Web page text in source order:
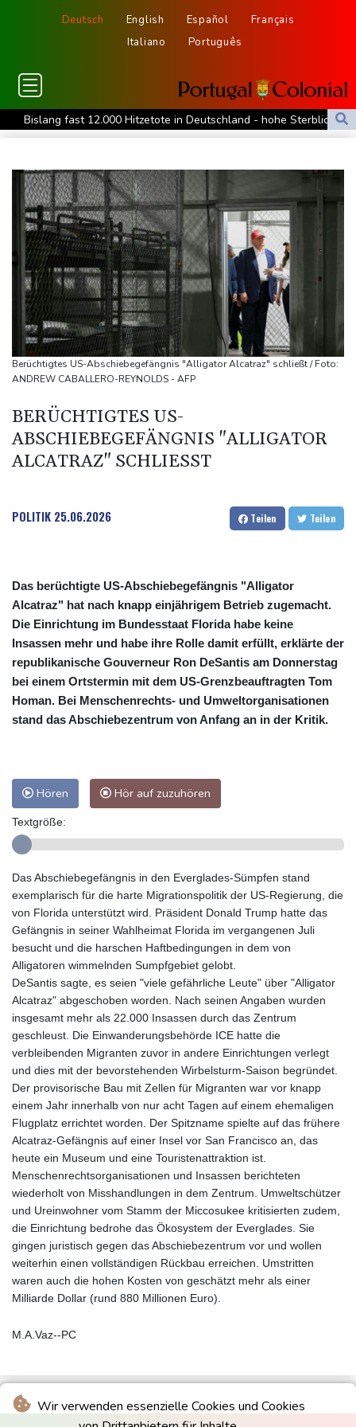
Wir verwenden essenzielle Cookies und Cookies
Deutsch English Español
Français
Italiano
Português
Bislang fast 12.000 Hitzetote in Deutschland - hohe Sterblichkeit
vor allem im Juni
Studie: Klimawandel verdoppelt Wahrscheinlichkeit für
Waldbrände in Kanada
Niedersachsen: Splittergranate aus Zweitem Weltkrieg in
Einfamilienhaus entdeckt
Commerzbank meldet Rekordergebnis - Gespräche mit Unicredit
stehen an
Coup für Köln: Hendrich kehrt in die Bundesliga zurück
Kokain in Lutschern: 68-Jähriger bei Schmuggelversuch in
Düsseldorf ertappt
Manipulierte Trainerwahl? Razzia bei Südkoreas Fußball-Verband
DIHK fordert "resiliente" Infrastruktur: Wasserstraßen besser an
Niedrigwasser anpassen
Berüchtigtes US-Abschiebegefängnis "Alligator Alcatraz" schließt / Foto:
ANDREW CABALLERO-REYNOLDS - AFP
BERÜCHTIGTES US-
ABSCHIEBEGEFÄNGNIS "ALLIGATOR
ALCATRAZ" SCHLIESST
POLITIK 25.06.2026 Teilen Teilen
Das berüchtigte US-Abschiebegefängnis "Alligator
Alcatraz" hat nach knapp einjährigem Betrieb zugemacht.
Die Einrichtung im Bundesstaat Florida habe keine
Insassen mehr und habe ihre Rolle damit erfüllt, erklärte der
republikanische Gouverneur Ron DeSantis am Donnerstag
bei einem Ortstermin mit dem US-Grenzbeauftragten Tom
Homan. Bei Menschenrechts- und Umweltorganisationen
stand das Abschiebezentrum von Anfang an in der Kritik.
Hören Hör auf zuzuhören
Textgröße:
Das Abschiebegefängnis in den Everglades-Sümpfen stand
exemplarisch für die harte Migrationspolitik der US-Regierung, die
von Florida unterstützt wird. Präsident Donald Trump hatte das
Gefängnis in seiner Wahlheimat Florida im vergangenen Juli
besucht und die harschen Haftbedingungen in dem von
Alligatoren wimmelnden Sumpfgebiet gelobt.
DeSantis sagte, es seien "viele gefährliche Leute" über "Alligator
Alcatraz" abgeschoben worden. Nach seinen Angaben wurden
insgesamt mehr als 22.000 Insassen durch das Zentrum
geschleust. Die Einwanderungsbehörde ICE hatte die
verbleibenden Migranten zuvor in andere Einrichtungen verlegt
und dies mit der bevorstehenden Wirbelsturm-Saison begründet.
Der provisorische Bau mit Zellen für Migranten war vor knapp
einem Jahr innerhalb von nur acht Tagen auf einem ehemaligen
Flugplatz errichtet worden. Der Spitzname spielte auf das frühere
Alcatraz-Gefängnis auf einer Insel vor San Francisco an, das
heute ein Museum und eine Touristenattraktion ist.
Menschenrechtsorganisationen und Insassen berichteten
wiederholt von Misshandlungen in dem Zentrum. Umweltschützer
und Ureinwohner vom Stamm der Miccosukee kritisierten zudem,
die Einrichtung bedrohe das Ökosystem der Everglades. Sie
gingen juristisch gegen das Abschiebezentrum vor und wollen
weiterhin einen vollständigen Rückbau erreichen. Umstritten
waren auch die hohen Kosten von geschätzt mehr als einer
Milliarde Dollar (rund 880 Millionen Euro).
M.A.Vaz--PC